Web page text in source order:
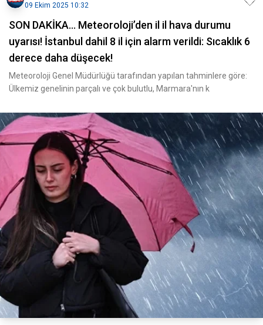
09 Ekim 2025 10:32
SON DAKİKA… Meteoroloji’den il il hava durumu
uyarısı! İstanbul dahil 8 il için alarm verildi: Sıcaklık 6
derece daha düşecek!
Meteoroloji Genel Müdürlüğü tarafından yapılan tahminlere göre:
Ülkemiz genelinin parçalı ve çok bulutlu, Marmara'nın k